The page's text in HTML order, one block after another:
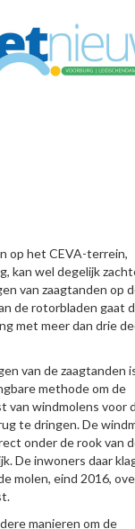
op het CEVA-terrein,
kan wel degelijk
van zaagtanden op
de rotorbladen gaat
met meer dan drie
van de zaagtanden
methode om de
van windmolens voor
te dringen. De
onder de rook van
De inwoners daar
molen, eind 2016,
manieren om de